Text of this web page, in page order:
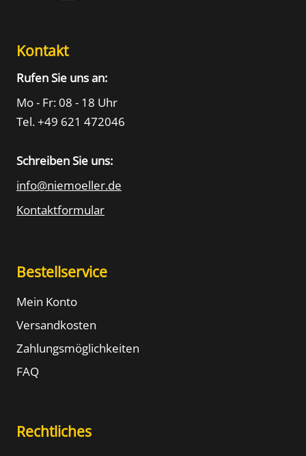
Kontakt
Rufen Sie uns an:
Mo - Fr: 08 - 18 Uhr
Tel. +49 621 472046
Schreiben Sie uns:
info@niemoeller.de
Kontaktformular
Bestellservice
Mein Konto
Versandkosten
Zahlungsmöglichkeiten
FAQ
Rechtliches